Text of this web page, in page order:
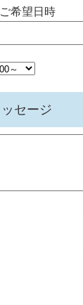
希望日時
セージ